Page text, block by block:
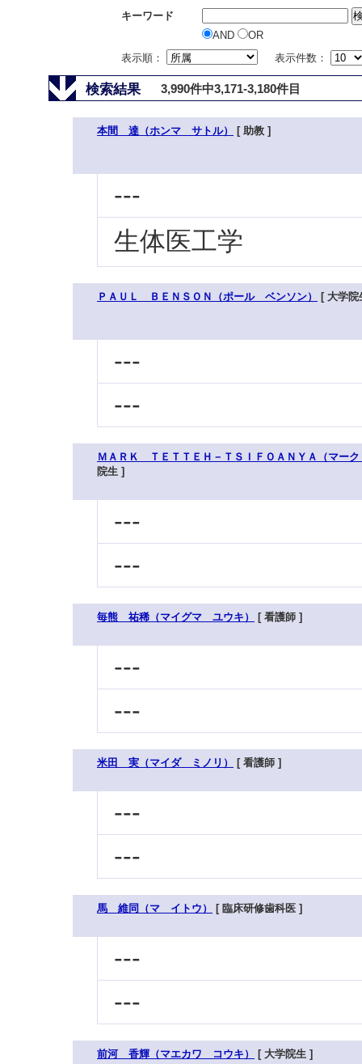
キーワード
AND
OR
表示順：
表示件数：
検索結果 3,990件中3,171-3,180件目
本間 達（ホンマ サトル） [ 助教 ]
---
生体医工学
ＰＡＵＬ ＢＥＮＳＯＮ（ポール ベンソン） [ 大学院
---
---
ＭＡＲＫ ＴＥＴＴＥＨ－ＴＳＩＦＯＡＮＹＡ（マ
院生 ]
---
---
毎熊 祐稀（マイグマ ユウキ） [ 看護師 ]
---
---
米田 実（マイダ ミノリ） [ 看護師 ]
---
---
馬 維同（マ イトウ） [ 臨床研修歯科医 ]
---
---
前河 香輝（マエカワ コウキ） [ 大学院生 ]